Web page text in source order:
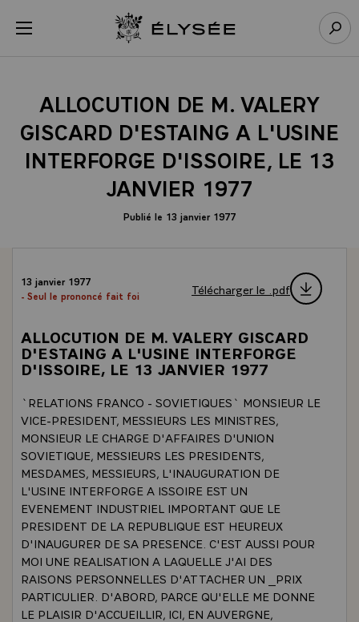
menu Retour à l’accueil Élysée
ALLOCUTION DE M. VALERY
GISCARD D'ESTAING A L'USINE
INTERFORGE D'ISSOIRE, LE 13
JANVIER 1977
Publié le 13 janvier 1977
13 janvier 1977
- Seul le prononcé fait foi
Télécharger le .pdf
ALLOCUTION DE M. VALERY GISCARD
D'ESTAING A L'USINE INTERFORGE
D'ISSOIRE, LE 13 JANVIER 1977
`RELATIONS FRANCO - SOVIETIQUES` MONSIEUR LE
VICE-PRESIDENT, MESSIEURS LES MINISTRES,
MONSIEUR LE CHARGE D'AFFAIRES D'UNION
SOVIETIQUE, MESSIEURS LES PRESIDENTS,
MESDAMES, MESSIEURS, L'INAUGURATION DE
L'USINE INTERFORGE A ISSOIRE EST UN
EVENEMENT INDUSTRIEL IMPORTANT QUE LE
PRESIDENT DE LA REPUBLIQUE EST HEUREUX
D'INAUGURER DE SA PRESENCE. C'EST AUSSI POUR
MOI UNE REALISATION A LAQUELLE J'AI DES
RAISONS PERSONNELLES D'ATTACHER UN _PRIX
PARTICULIER. D'ABORD, PARCE QU'ELLE ME DONNE
LE PLAISIR D'ACCUEILLIR, ICI, EN AUVERGNE,
Panneau de gestion des cookies